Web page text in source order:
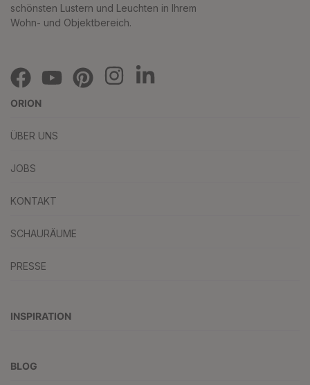
schönsten Lustern und Leuchten in Ihrem
Wohn- und Objektbereich.
ORION
ÜBER UNS
JOBS
KONTAKT
SCHAURÄUME
PRESSE
INSPIRATION
BLOG